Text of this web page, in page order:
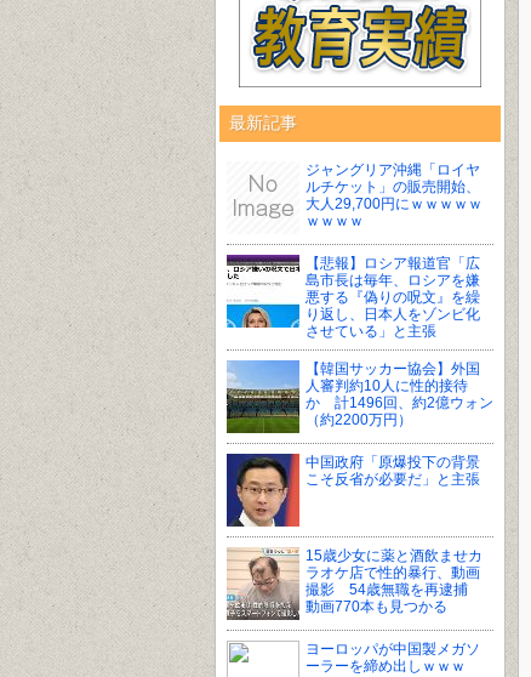
最新記事
ジャングリア沖縄「ロイヤ
ルチケット」の販売開始、
大人29,700円にｗｗｗｗｗ
ｗｗｗｗ
【悲報】ロシア報道官「広
島市長は毎年、ロシアを嫌
悪する『偽りの呪文』を繰
り返し、日本人をゾンビ化
させている」と主張
【韓国サッカー協会】外国
人審判約10人に性的接待
か 計1496回、約2億ウォン
（約2200万円）
中国政府「原爆投下の背景
こそ反省が必要だ」と主張
15歳少女に薬と酒飲ませカ
ラオケ店で性的暴行、動画
撮影 54歳無職を再逮捕
動画770本も見つかる
ヨーロッパが中国製メガソ
ーラーを締め出しｗｗｗ